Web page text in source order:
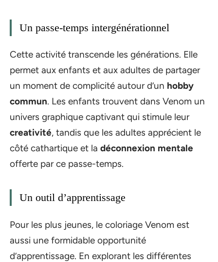
Un passe-temps intergénérationnel
Cette activité transcende les générations. Elle
permet aux enfants et aux adultes de partager
un moment de complicité autour d’un hobby
commun. Les enfants trouvent dans Venom un
univers graphique captivant qui stimule leur
creativité, tandis que les adultes apprécient le
côté cathartique et la déconnexion mentale
offerte par ce passe-temps.
Un outil d’apprentissage
Pour les plus jeunes, le coloriage Venom est
aussi une formidable opportunité
d’apprentissage. En explorant les différentes